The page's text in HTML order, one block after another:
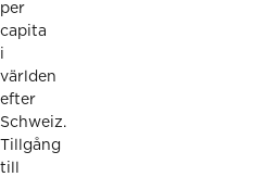
per
capita
i
världen
efter
Schweiz.
Tillgång
till